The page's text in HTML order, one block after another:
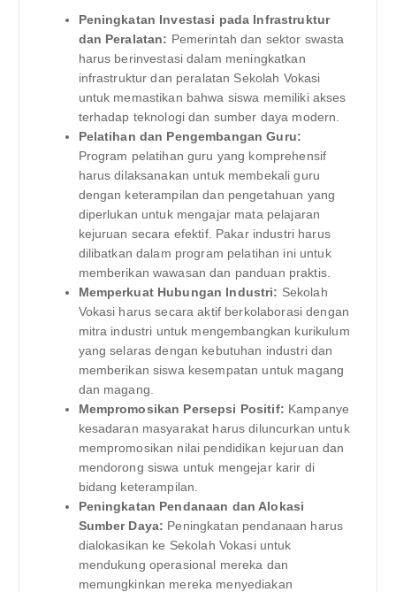
Peningkatan Investasi pada Infrastruktur
dan Peralatan: Pemerintah dan sektor swasta
harus berinvestasi dalam meningkatkan
infrastruktur dan peralatan Sekolah Vokasi
untuk memastikan bahwa siswa memiliki akses
terhadap teknologi dan sumber daya modern.
Pelatihan dan Pengembangan Guru:
Program pelatihan guru yang komprehensif
harus dilaksanakan untuk membekali guru
dengan keterampilan dan pengetahuan yang
diperlukan untuk mengajar mata pelajaran
kejuruan secara efektif. Pakar industri harus
dilibatkan dalam program pelatihan ini untuk
memberikan wawasan dan panduan praktis.
Memperkuat Hubungan Industri: Sekolah
Vokasi harus secara aktif berkolaborasi dengan
mitra industri untuk mengembangkan kurikulum
yang selaras dengan kebutuhan industri dan
memberikan siswa kesempatan untuk magang
dan magang.
Mempromosikan Persepsi Positif: Kampanye
kesadaran masyarakat harus diluncurkan untuk
mempromosikan nilai pendidikan kejuruan dan
mendorong siswa untuk mengejar karir di
bidang keterampilan.
Peningkatan Pendanaan dan Alokasi
Sumber Daya: Peningkatan pendanaan harus
dialokasikan ke Sekolah Vokasi untuk
mendukung operasional mereka dan
memungkinkan mereka menyediakan